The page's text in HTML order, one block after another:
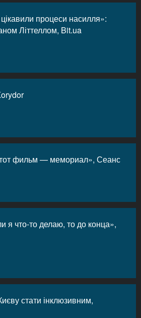
процеси насилля»:
Літтеллом, Bit.ua
фильм — мемориал», Сеанс
я что-то делаю, то до конца»,
стати інклюзивним,